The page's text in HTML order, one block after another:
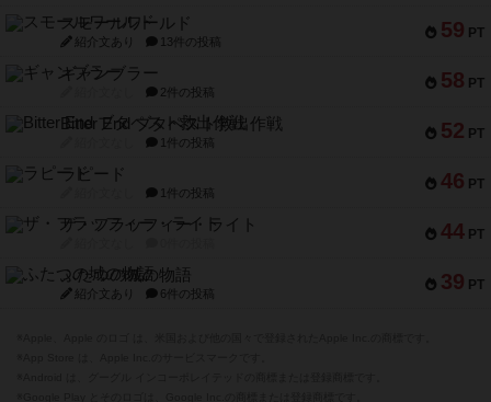
59 PT
スモールワールド
紹介文あり 13件の投稿
58 PT
ギャンブラー
2件の投稿
52 PT
Bitter End ブタペスト救出作戦
1件の投稿
46 PT
ラピード
1件の投稿
44 PT
ザ・フラッフィー・ライト
39 PT
ふたつの城の物語
紹介文あり 6件の投稿